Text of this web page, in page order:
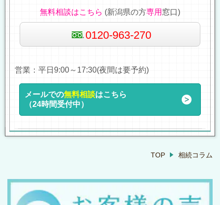
無料相談はこちら (新潟県の方専用 窓口)
0120-963-270
営業：平日9:00～17:30(夜間は要予約)
メールでの無料相談はこちら
（24時間受付中）
TOP 相続コラム